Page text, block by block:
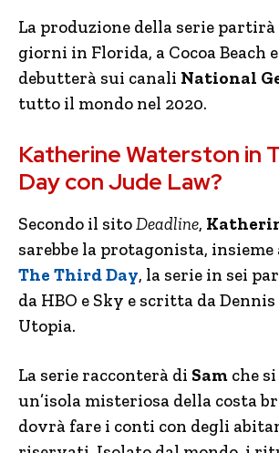
La produzione della serie
giorni in Florida, a Cocoa Beach
debutterà sui canali National
tutto il mondo nel 2020.
Katherine Waterston in
Day con Jude Law?
Secondo il sitoDeadline,
sarebbe la protagonista, insieme
The Third Day, la serie in sei
da HBO e Sky e scritta da
Utopia.
La serie racconterà di Sam che
un’isola misteriosa della costa
dovrà fare i conti con degli